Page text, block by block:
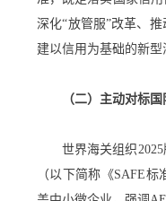
深化“放管服”改革、
建以信用为基础的新型
（二）主动对标
世界海关组织
（以下简称《SAFE